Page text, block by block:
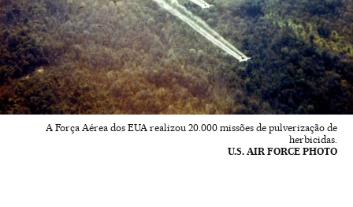
A Força Aérea dos EUA realizou 20.000 missões de pulverização de
herbicidas.
U.S. AIR FORCE PHOTO